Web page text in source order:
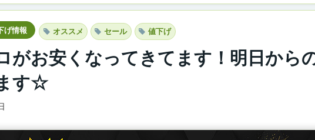
げ情報 オススメ セール 値下げ
がお安くなってきてます！明日から
す☆